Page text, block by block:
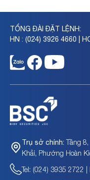
TỔNG ĐÀI ĐẶT LỆNH:
HN : (024) 3926 4660 |
Trụ sở chính: Tầng 8,
Khải, Phường Hoàn
Tel: (024) 3935 2722